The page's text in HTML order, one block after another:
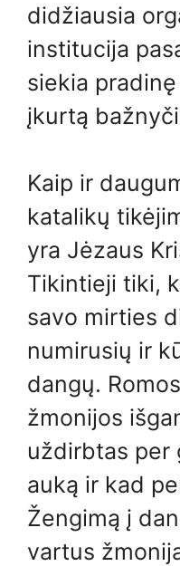
didžiausia
institucija
siekia
įkurtą
Kaip ir
katalikų
yra Jėzaus
Tikintieji tiki,
savo mirties
numirusių ir
dangų.
žmonijos
uždirbtas per
auką ir kad
Žengimą į
vartus